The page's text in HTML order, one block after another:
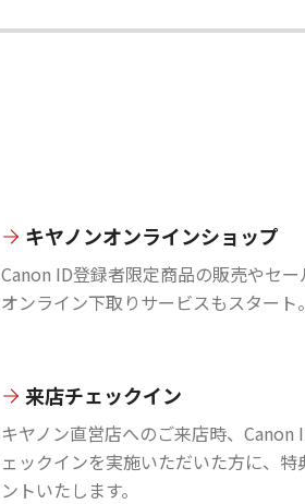
キヤノンオンラインショップ
Canon ID登録者限定商品の販売やセー
オンライン下取りサービスもスタート。
来店チェックイン
キヤノン直営店へのご来店時、Canon
ェックインを実施いただいた方に、特
ントいたします。